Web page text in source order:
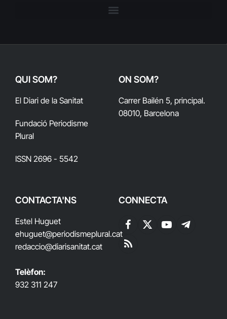
QUI SOM?
El Diari de la Sanitat
Fundació Periodisme
Plural
ISSN 2696 - 5542
ON SOM?
Carrer Bailén 5, principal.
08010, Barcelona
CONTACTA'NS
Estel Huguet
ehuguet@periodismeplural.cat
redaccio@diarisanitat.cat
Telèfon:
932 311 247
CONNECTA
Facebook
X
YouTubeTelegram
RSS